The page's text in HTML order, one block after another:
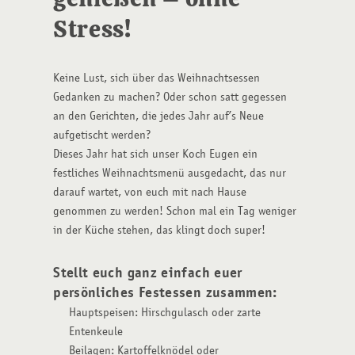
Stress!
Keine Lust, sich über das Weihnachtsessen
Gedanken zu machen? Oder schon satt gegessen
an den Gerichten, die jedes Jahr auf’s Neue
aufgetischt werden?
Dieses Jahr hat sich unser Koch Eugen ein
festliches Weihnachtsmenü ausgedacht, das nur
darauf wartet, von euch mit nach Hause
genommen zu werden! Schon mal ein Tag weniger
in der Küche stehen, das klingt doch super!
Stellt euch ganz einfach euer
persönliches Festessen zusammen:
Hauptspeisen: Hirschgulasch oder zarte
Entenkeule
Beilagen: Kartoffelknödel oder